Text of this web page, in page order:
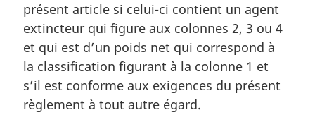
g
i
n
a
e
:
présent article si celui-ci contient un agent
extincteur qui figure aux colonnes 2, 3 ou 4
et qui est d’un poids net qui correspond à
la classification figurant à la colonne 1 et
s’il est conforme aux exigences du présent
règlement à tout autre égard.